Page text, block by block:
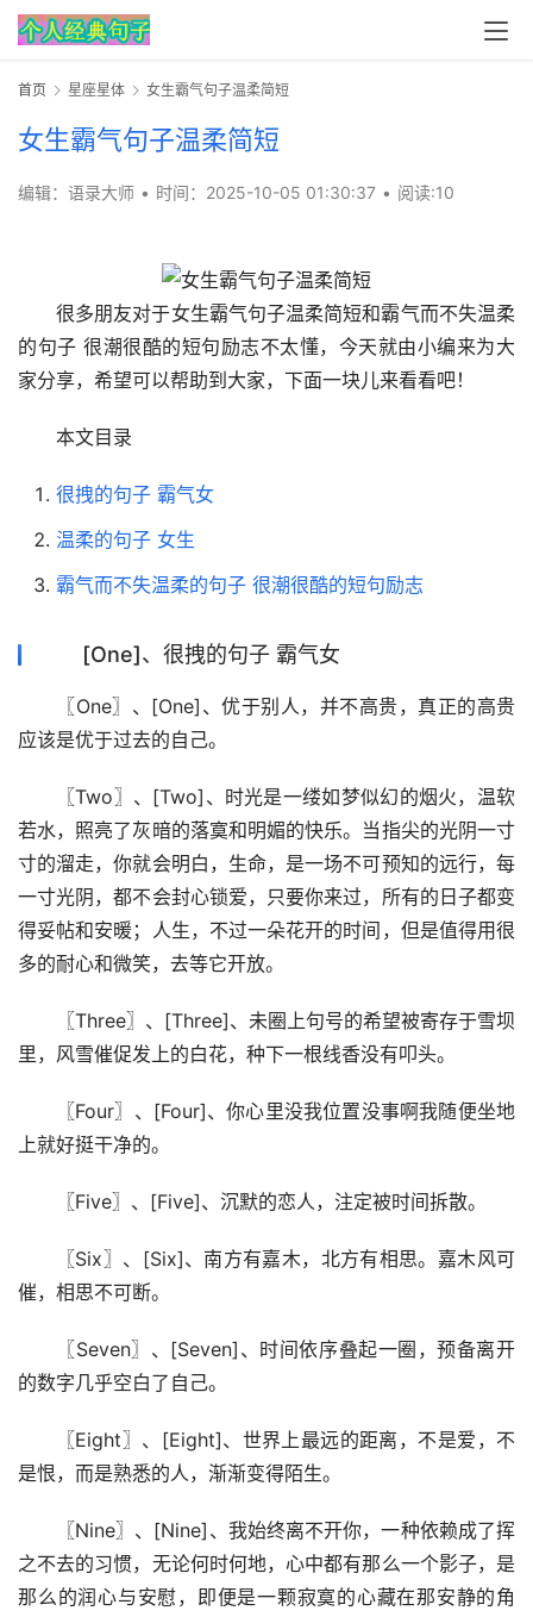
首页 星座星体 女生霸气句子温柔简短
女生霸气句子温柔简短
编辑：语录大师 • 时间：2025-10-05 01:30:37 • 阅读:10
很多朋友对于女生霸气句子温柔简短和霸气而不失温柔
的句子 很潮很酷的短句励志不太懂，今天就由小编来为大
家分享，希望可以帮助到大家，下面一块儿来看看吧！
本文目录
很拽的句子 霸气女
温柔的句子 女生
霸气而不失温柔的句子 很潮很酷的短句励志
[One]、很拽的句子 霸气女
〖One〗、[One]、优于别人，并不高贵，真正的高贵
应该是优于过去的自己。
〖Two〗、[Two]、时光是一缕如梦似幻的烟火，温软
若水，照亮了灰暗的落寞和明媚的快乐。当指尖的光阴一寸
寸的溜走，你就会明白，生命，是一场不可预知的远行，每
一寸光阴，都不会封心锁爱，只要你来过，所有的日子都变
得妥帖和安暖；人生，不过一朵花开的时间，但是值得用很
多的耐心和微笑，去等它开放。
〖Three〗、[Three]、未圈上句号的希望被寄存于雪坝
里，风雪催促发上的白花，种下一根线香没有叩头。
〖Four〗、[Four]、你心里没我位置没事啊我随便坐地
上就好挺干净的。
〖Five〗、[Five]、沉默的恋人，注定被时间拆散。
〖Six〗、[Six]、南方有嘉木，北方有相思。嘉木风可
催，相思不可断。
〖Seven〗、[Seven]、时间依序叠起一圈，预备离开
的数字几乎空白了自己。
〖Eight〗、[Eight]、世界上最远的距离，不是爱，不
是恨，而是熟悉的人，渐渐变得陌生。
〖Nine〗、[Nine]、我始终离不开你，一种依赖成了挥
之不去的习惯，无论何时何地，心中都有那么一个影子，是
那么的润心与安慰，即便是一颗寂寞的心藏在那安静的角